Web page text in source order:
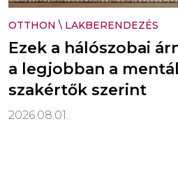
OTTHON \ LAKBERENDEZÉS
Ezek a hálószobai
a legjobban a
szakértők szerint
2026.08.01.